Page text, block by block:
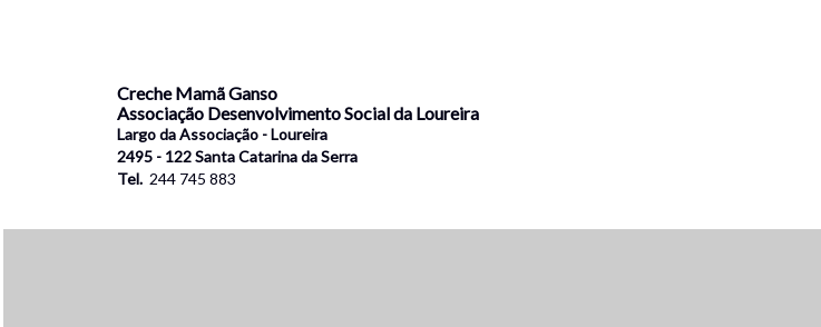
Creche Mamã Ganso
Associação Desenvolvimento Social da Loureira
Largo da Associação - Loureira
2495 - 122 Santa Catarina da Serra
Tel.244 745 883